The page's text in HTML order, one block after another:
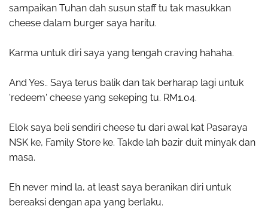
sampaikan Tuhan dah susun staff tu tak masukkan
cheese dalam burger saya haritu.
Karma untuk diri saya yang tengah craving hahaha.
And Yes.. Saya terus balik dan tak berharap lagi untuk
'redeem' cheese yang sekeping tu. RM1.04.
Elok saya beli sendiri cheese tu dari awal kat Pasaraya
NSK ke, Family Store ke. Takde lah bazir duit minyak dan
masa.
Eh never mind la, at least saya beranikan diri untuk
bereaksi dengan apa yang berlaku.